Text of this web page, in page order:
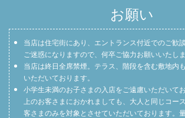
お願い
当店は住宅街にあり、エントランス付近でのご歓
ご迷惑になりますので、何卒ご協力お願いいたしま
当店は終日全席禁煙。テラス、階段を含む敷地内
いただいております。
小学生未満のお子さまの入店をご遠慮いただいて
上のお客さまにおかれましても、大人と同じコー
客さまのみを対象とさせていただいております。